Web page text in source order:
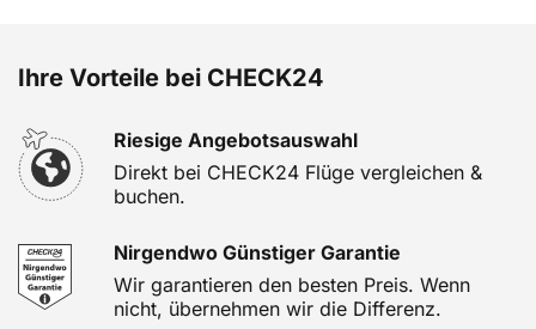
Ihre Vorteile bei CHECK24
Riesige Angebotsauswahl
Direkt bei CHECK24 Flüge vergleichen &
buchen.
Nirgendwo Günstiger Garantie
Wir garantieren den besten Preis. Wenn
nicht, übernehmen wir die Differenz.